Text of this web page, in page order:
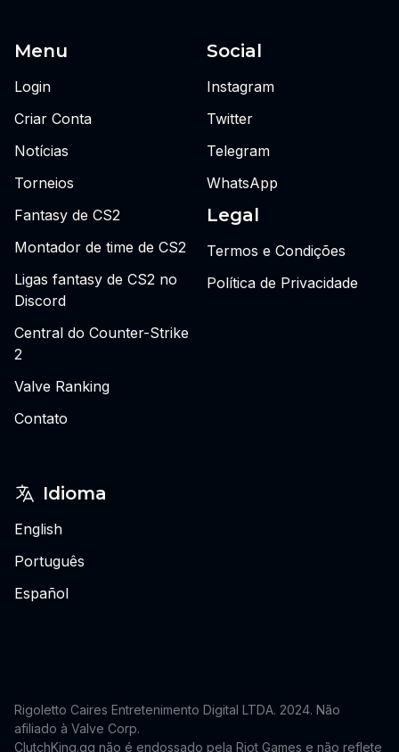
Menu
Login
Criar Conta
Notícias
Torneios
Fantasy de CS2
Montador de time de CS2
Ligas fantasy de CS2 no
Discord
Central do Counter-Strike
2
Valve Ranking
Contato
Social
Instagram
Twitter
Telegram
WhatsApp
Legal
Termos e Condições
Política de Privacidade
Idioma
English
Português
Español
Rigoletto Caires Entretenimento Digital LTDA. 2024. Não
afiliado à Valve Corp.
ClutchKing.gg não é endossado pela Riot Games e não reflete